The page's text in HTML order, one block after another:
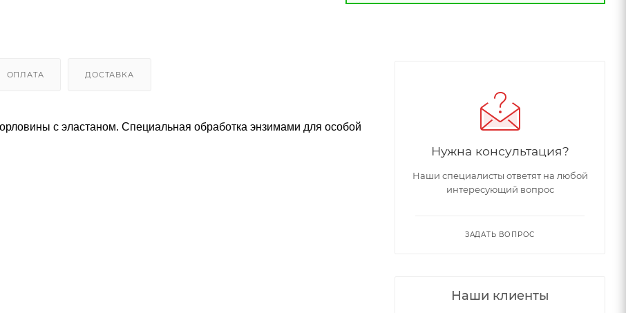
ОПЛАТА ДОСТАВКА
с эластаном. Специальная обработка энзимами для особой
Нужна консультация?
Наши специалисты ответят на любой
интересующий вопрос
ЗАДАТЬ ВОПРОС
Наши клиенты